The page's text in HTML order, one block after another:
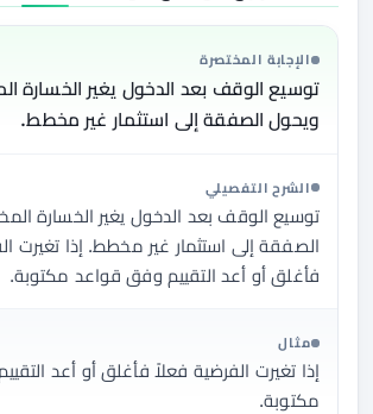
الإجابة المختصرة
توسيع الوقف بعد الدخول يغير الخسارة
ويحول الصفقة إلى استثمار غير مخطط.
الشرح التفصيلي
توسيع الوقف بعد الدخول يغير الخسارة
الصفقة إلى استثمار غير مخطط. إذا تغيرت
فأغلق أو أعد التقييم وفق قواعد مكتوبة.
مثال
إذا تغيرت الفرضية فعلاً فأغلق أو أعد
مكتوبة.